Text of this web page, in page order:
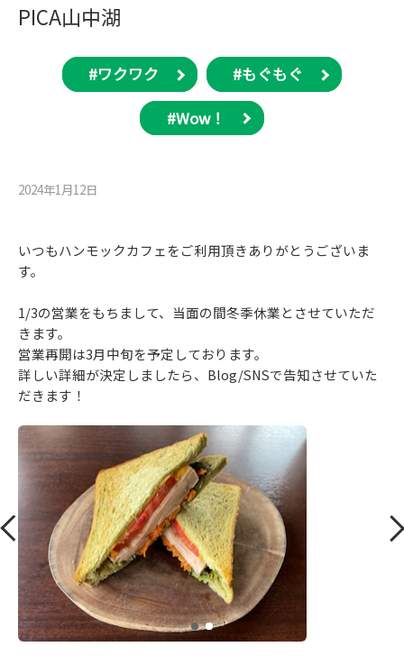
PICA山中湖
#ワクワク #もぐもぐ
#Wow！
2024年1月12⽇
いつもハンモックカフェをご利用頂きありがとうございま
す。
1/3の営業をもちまして、当面の間冬季休業とさせていただ
きます。
営業再開は3月中旬を予定しております。
詳しい詳細が決定しましたら、Blog/SNSで告知させていた
だきます！